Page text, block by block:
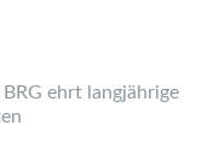
ehrt langjährige